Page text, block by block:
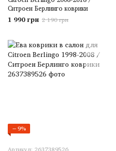
Ситроен Берлинго коврики
1 990 грн 2 190 грн
−9%